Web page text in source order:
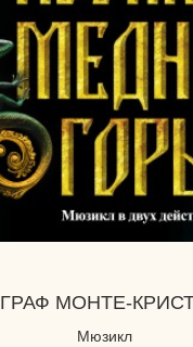
ГРАФ МОНТЕ-
Мюзикл